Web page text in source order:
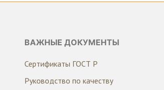
ВАЖНЫЕ ДОКУМЕНТЫ
Сертификаты ГОСТ Р
Руководство по качеству